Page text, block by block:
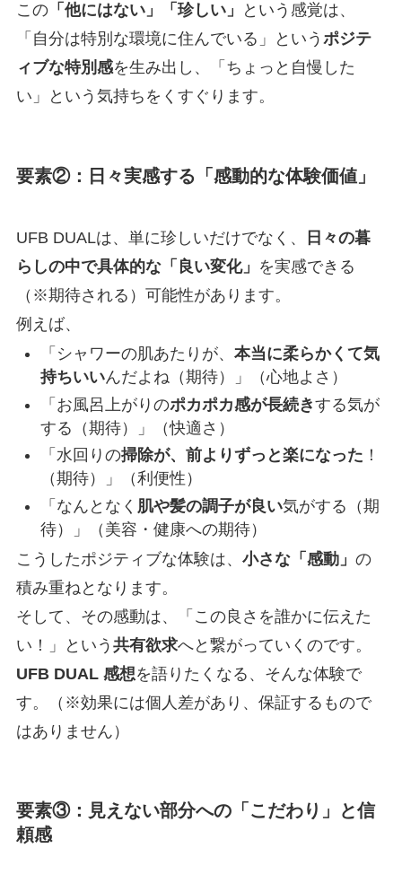
この「他にはない」「珍しい」
という感覚は、
「自分は特別な環境に住んでいる」という ポジテ
ィブな特別感を生み出し、「ちょっと自慢した
い」という気持ちをくすぐります。
要素②：日々実感する 「感動的な体験価値」
UFB DUALは、単に珍しいだけでなく、
日々の暮
らしの中で具体的な「良い変化」 を実感できる
（※期待される）可能性があります。
例えば、
「シャワーの肌あたりが、 本当に柔らかくて気
持ちいいんだよね（期待）」（心地よさ）
「お風呂上がりのポカポカ感が長続きする気が
する（期待）」（快適さ）
「水回りの掃除が、前よりずっと楽になった ！
（期待）」（利便性）
「なんとなく 肌や髪の調子が良い気がする（期
待）」（美容・健康への期待）
こうしたポジティブな体験は、 小さな「感動」 の
積み重ねとなります。
そして、その感動は、「この良さを誰かに伝えた
い！」という 共有欲求へと繋がっていくのです。
UFB DUAL 感想を語りたくなる、そんな体験で
す。（※効果には個人差があり、保証するもので
はありません）
要素③：見えない部分への「こだわり」
と信
頼感